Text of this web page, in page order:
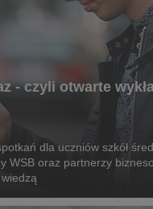
- czyli otwarte
dla uczniów szkół
WSB oraz partnerzy